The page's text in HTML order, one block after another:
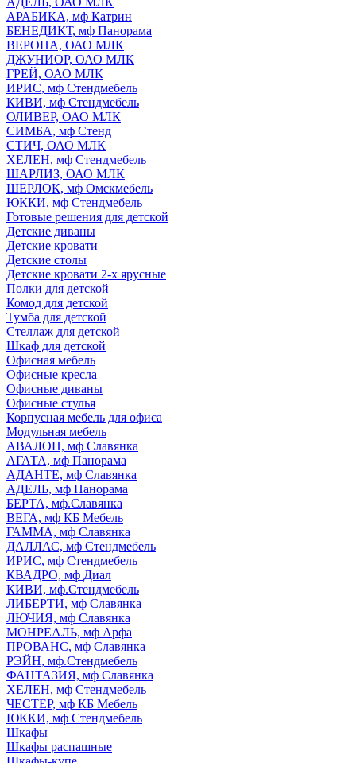
АРАБИКА, мф Катрин
БЕНЕДИКТ, мф Панорама
ВЕРОНА, ОАО МЛК
ДЖУНИОР, ОАО МЛК
ГРЕЙ, ОАО МЛК
ИРИС, мф Стендмебель
КИВИ, мф Стендмебель
ОЛИВЕР, ОАО МЛК
СИМБА, мф Стенд
СТИЧ, ОАО МЛК
ХЕЛЕН, мф Стендмебель
ШАРЛИЗ, ОАО МЛК
ШЕРЛОК, мф Омскмебель
ЮККИ, мф Стендмебель
Готовые решения для детской
Детские диваны
Детские кровати
Детские столы
Детские кровати 2-х ярусные
Полки для детской
Комод для детской
Тумба для детской
Стеллаж для детской
Шкаф для детской
Офисная мебель
Офисные кресла
Офисные диваны
Офисные стулья
Корпусная мебель для офиса
Модульная мебель
АВАЛОН, мф Славянка
АГАТА, мф Панорама
АДАНТЕ, мф Славянка
АДЕЛЬ, мф Панорама
БЕРТА, мф.Славянка
ВЕГА, мф КБ Мебель
ГАММА, мф Славянка
ДАЛЛАС, мф Стендмебель
ИРИС, мф Стендмебель
КВАДРО, мф Диал
КИВИ, мф.Стендмебель
ЛИБЕРТИ, мф Славянка
ЛЮЧИЯ, мф Славянка
МОНРЕАЛЬ, мф Арфа
ПРОВАНС, мф Славянка
РЭЙН, мф.Стендмебель
ФАНТАЗИЯ, мф Славянка
ХЕЛЕН, мф Стендмебель
ЧЕСТЕР, мф КБ Мебель
ЮККИ, мф Стендмебель
Шкафы
Шкафы распашные